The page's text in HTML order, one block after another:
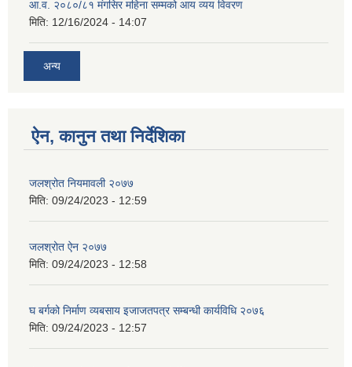
आ.व. २०८०/८१ मंगसिर महिना सम्मको आय व्यय विवरण
मिति: 12/16/2024 - 14:07
अन्य
ऐन, कानुन तथा निर्देशिका
जलश्रोत नियमावली २०७७
मिति: 09/24/2023 - 12:59
जलश्रोत ऐन २०७७
मिति: 09/24/2023 - 12:58
घ बर्गको निर्माण व्यबसाय इजाजतपत्र सम्बन्धी कार्यविधि २०७६
मिति: 09/24/2023 - 12:57